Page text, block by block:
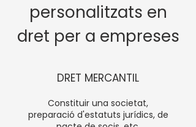
personalitzats en
dret per a empreses
DRET MERCANTIL
Constituir una societat,
preparació d'estatuts jurídics, de